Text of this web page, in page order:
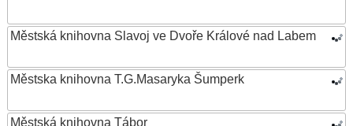
Městská knihovna Slavoj ve Dvoře Králové nad Labem
Městska knihovna T.G.Masaryka Šumperk
Městská knihovna Tábor